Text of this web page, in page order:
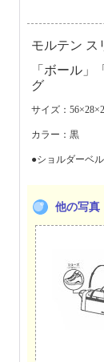
モルテン ス
「ボール
グ
サイズ：
カラー：黒
●ショルダーベ
他の写真